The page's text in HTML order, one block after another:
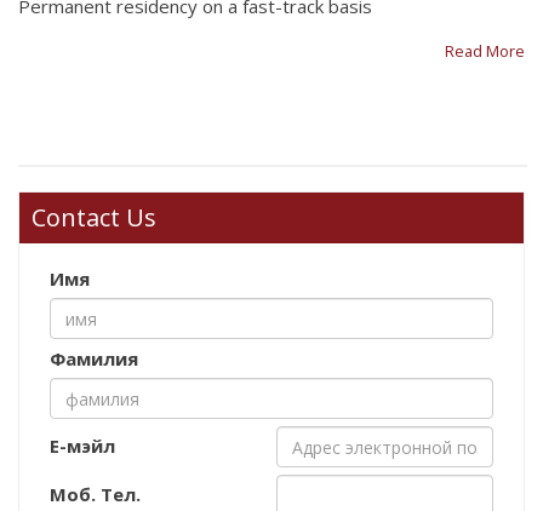
Permanent residency on a fast-track basis
Read More
Contact Us
Имя
Фамилия
Е-мэйл
Моб. Тел.